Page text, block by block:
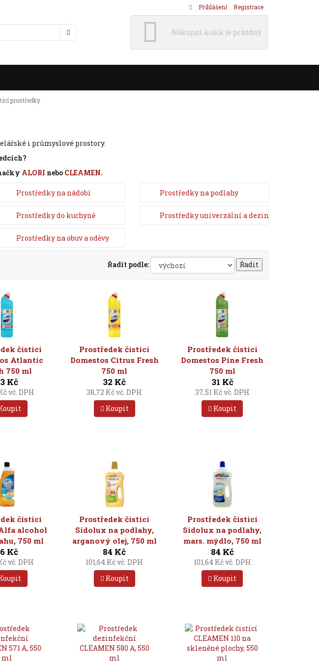
Nákupní košík je prázdný
prostředky
i průmyslové prostory.
ALORI nebo CLEAMEN.
Prostředky na nádobí Prostředky na podlahy
Prostředky do kuchyně Prostředky univerzální a dezinfekční
Prostředky na obuv a oděvy
Řadit podle:
čisticí
Atlantic
750 ml
Kč
vč. DPH
Prostředek čisticí
Domestos Citrus Fresh
750 ml
32 Kč
38,72 Kč vč. DPH
Koupit
Prostředek čisticí
Domestos Pine Fresh
750 ml
31 Kč
37,51 Kč vč. DPH
Koupit
čisticí
alcohol
750 ml
Kč
vč. DPH
Prostředek čisticí
Sidolux na podlahy,
arganový olej, 750 ml
84 Kč
101,64 Kč vč. DPH
Koupit
Prostředek čisticí
Sidolux na podlahy,
mars. mýdlo, 750 ml
84 Kč
101,64 Kč vč. DPH
Koupit
Přihlášení Registrace